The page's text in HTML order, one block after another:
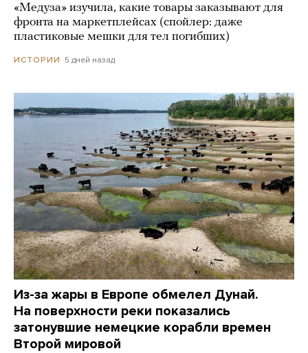
«Медуза» изучила, какие товары заказывают для
фронта на маркетплейсах (спойлер: даже
пластиковые мешки для тел погибших)
ИСТОРИИ 5 дней назад
Из-за жары в Европе обмелел Дунай.
На поверхности реки показались
затонувшие немецкие корабли времен
Второй мировой